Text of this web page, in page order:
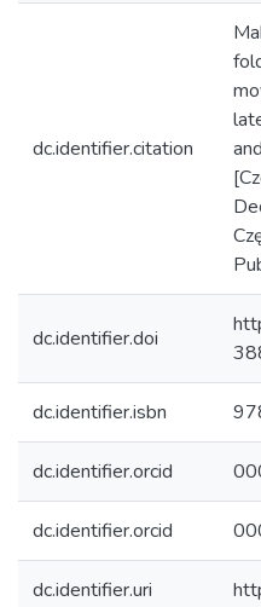
dc.identifier.citation
dc.identifier.doi
dc.identifier.isbn
dc.identifier.orcid
dc.identifier.orcid
dc.identifier.uri